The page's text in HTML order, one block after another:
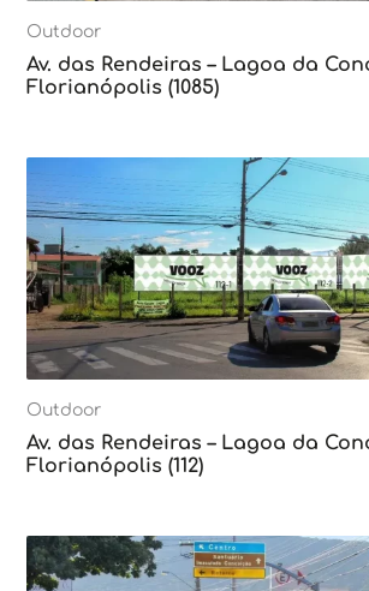
Outdoor
Av. das Rendeiras – Lagoa da
Florianópolis (1085)
Outdoor
Av. das Rendeiras – Lagoa da
Florianópolis (112)